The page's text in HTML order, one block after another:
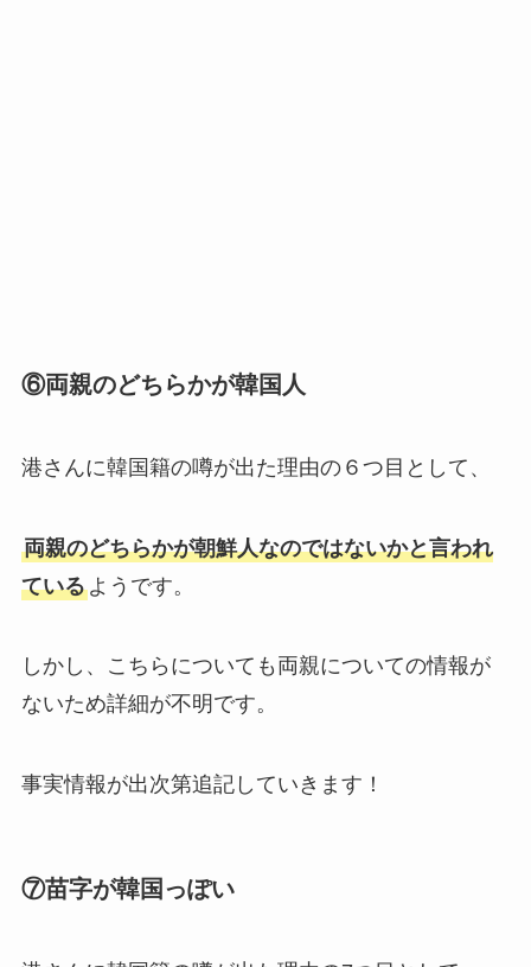
⑥両親のどちらかが韓国人
港さんに韓国籍の噂が出た理由の６つ目として、
両親のどちらかが朝鮮人なのではないかと言われ
ているようです。
しかし、こちらについても両親についての情報が
ないため詳細が不明です。
事実情報が出次第追記していきます！
⑦苗字が韓国っぽい